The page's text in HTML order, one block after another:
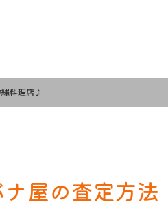
縄料理店♪
ナ屋の査定方法